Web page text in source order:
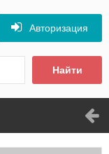
Найти
Авторизация